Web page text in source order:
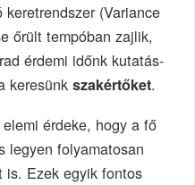
(Variance
őrült tempóban zajlik,
érdemi időnk kutatás-
keresünkszakértőket.
érdeke, hogy a fő
legyen folyamatosan
is. Ezek egyik fontos